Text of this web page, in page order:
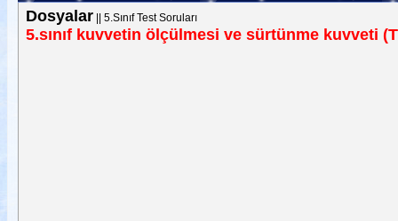
Dosyalar|| 5.Sınıf Test Soruları
5.sınıf kuvvetin ölçülmesi ve sürtünme kuvveti